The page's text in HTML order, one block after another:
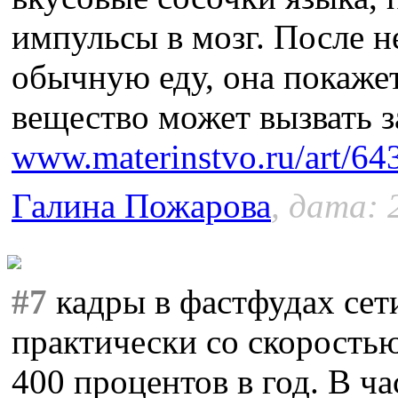
импульсы в мозг. После
обычную еду, она
вещество может вызвать
www.materinstvo.ru/art/
Галина Пожарова, дата:
#7 кадры в фастфудах
практически со
400 процентов в год. В